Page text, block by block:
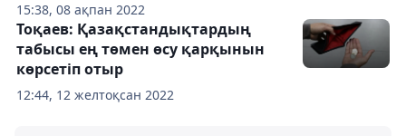
15:38, 08 ақпан 2022
12:44, 12 желтоқсан 2022
Тоқаев: Қазақстандықтардың
табысы ең төмен өсу қарқынын
көрсетіп отыр